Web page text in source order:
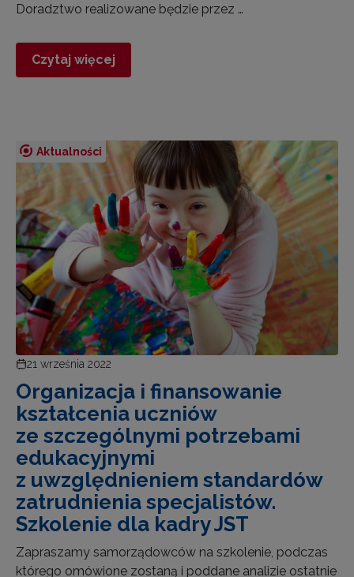
Doradztwo realizowane będzie przez …
Czytaj więcej
Aktualności
21 września 2022
Organizacja i finansowanie
kształcenia uczniów
ze szczególnymi potrzebami
edukacyjnymi
z uwzględnieniem standardów
zatrudnienia specjalistów.
Szkolenie dla kadry JST
Zapraszamy samorządowców na szkolenie, podczas
którego omówione zostaną i poddane analizie ostatnie